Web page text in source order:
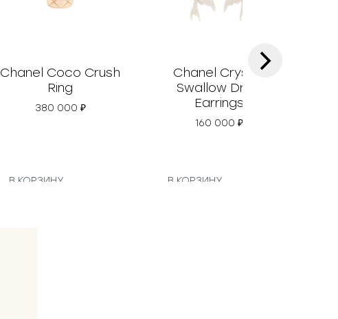
Chanel Coco Crush
Ring
380 000 ₽
В КОРЗИНУ
Chanel Crystal
Swallow Drop
Earrings
160 000 ₽
В КОРЗИНУ
›